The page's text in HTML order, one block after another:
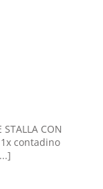
STALLA CON
1x contadino